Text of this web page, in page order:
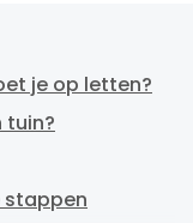
je op letten?
tuin?
stappen